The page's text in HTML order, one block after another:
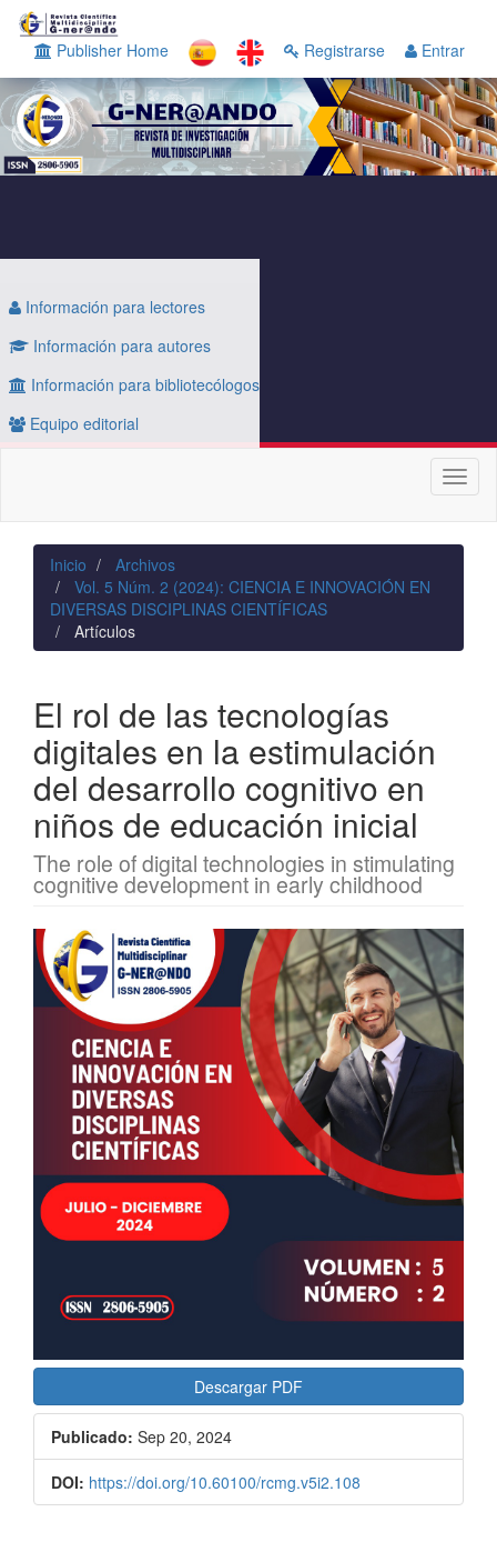
Navegación
principal
Contenido
principal
Barra
lateral
Publisher Home Registrarse Entrar
Información para lectores
Información para autores
Información para bibliotecólogos
Equipo editorial
Inicio
Archivos
Vol. 5 Núm. 2 (2024): CIENCIA E INNOVACIÓN EN
DIVERSAS DISCIPLINAS CIENTÍFICAS
Artículos
El rol de las tecnologías
digitales en la estimulación
del desarrollo cognitivo en
niños de educación inicial
The role of digital technologies in stimulating
cognitive development in early childhood
Barra
lateral
del
artículo
Descargar PDF
Publicado: Sep 20, 2024
DOI: https://doi.org/10.60100/rcmg.v5i2.108